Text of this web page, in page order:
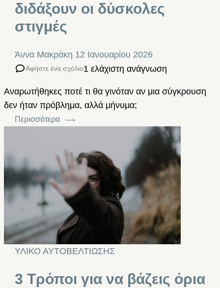
διδάξουν οι δύσκολες
στιγμές
Άννα Μακράκη 12 Ιανουαρίου 2026
Αφήστε ένα σχόλιο1 ελάχιστη ανάγνωση
Αναρωτήθηκες ποτέ τι θα γινόταν αν μια σύγκρουση
δεν ήταν πρόβλημα, αλλά μήνυμα;
Περισσότερα
ΥΛΙΚΟ ΑΥΤΟΒΕΛΤΙΩΣΗΣ
3 Τρόποι για να βάζεις όρια